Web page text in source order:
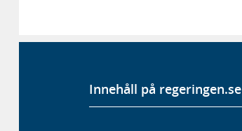
Innehåll på regeringen.se